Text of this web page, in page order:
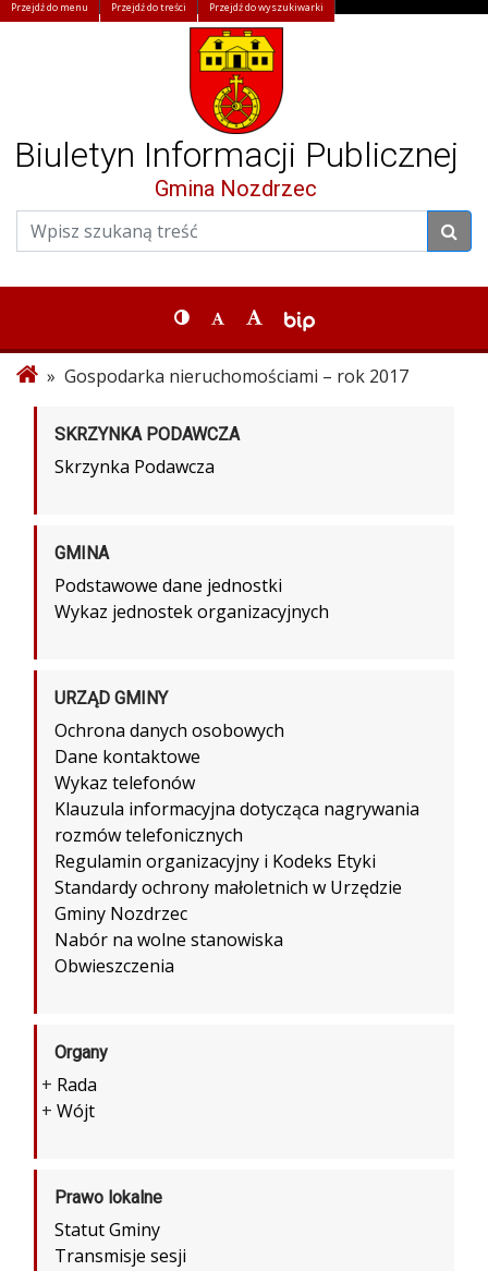
Przejdź do menu Przejdź do treści Przejdź do wyszukiwarki
Biuletyn Informacji Publicznej
Gmina Nozdrzec
» Gospodarka nieruchomościami – rok 2017
SKRZYNKA PODAWCZA
Skrzynka Podawcza
GMINA
Podstawowe dane jednostki
Wykaz jednostek organizacyjnych
URZĄD GMINY
Ochrona danych osobowych
Dane kontaktowe
Wykaz telefonów
Klauzula informacyjna dotycząca nagrywania
rozmów telefonicznych
Regulamin organizacyjny i Kodeks Etyki
Standardy ochrony małoletnich w Urzędzie
Gminy Nozdrzec
Nabór na wolne stanowiska
Obwieszczenia
Organy
+ Rada
+ Wójt
Prawo lokalne
Statut Gminy
Transmisje sesji